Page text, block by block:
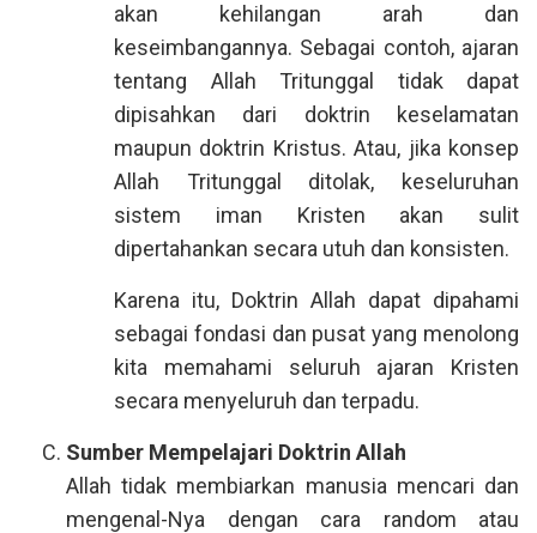
akan kehilangan arah dan
keseimbangannya. Sebagai contoh, ajaran
tentang Allah Tritunggal tidak dapat
dipisahkan dari doktrin keselamatan
maupun doktrin Kristus. Atau, jika konsep
Allah Tritunggal ditolak, keseluruhan
sistem iman Kristen akan sulit
dipertahankan secara utuh dan konsisten.
Karena itu, Doktrin Allah dapat dipahami
sebagai fondasi dan pusat yang menolong
kita memahami seluruh ajaran Kristen
secara menyeluruh dan terpadu.
Sumber Mempelajari Doktrin Allah
Allah tidak membiarkan manusia mencari dan
mengenal-Nya dengan cara random atau